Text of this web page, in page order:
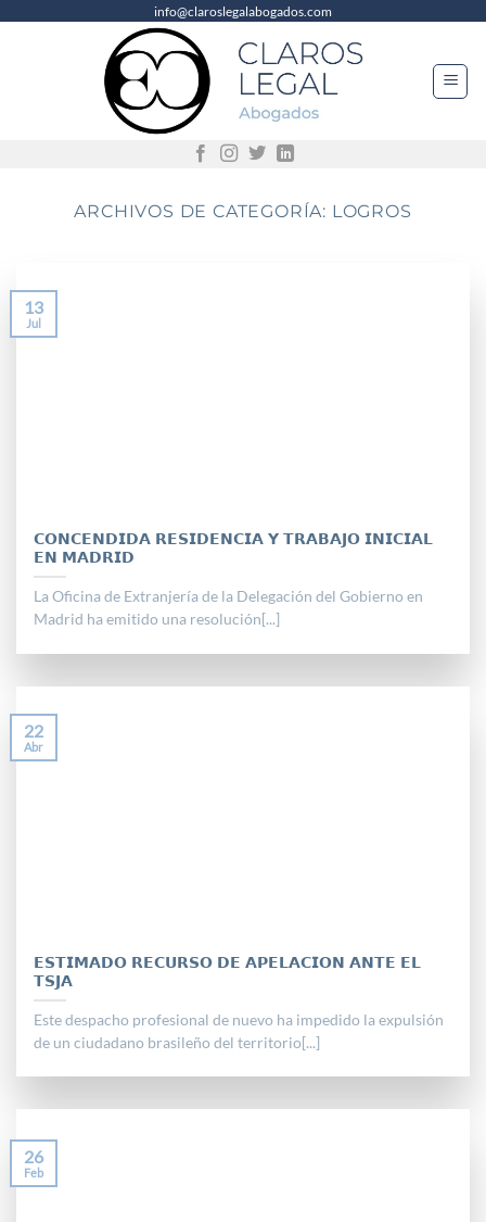
info@claroslegalabogados.com
ARCHIVOS DE CATEGORÍA: LOGROS
𝗖𝗢𝗡𝗖𝗘𝗡𝗗𝗜𝗗𝗔 𝗥𝗘𝗦𝗜𝗗𝗘𝗡𝗖𝗜𝗔 𝗬 𝗧𝗥𝗔𝗕𝗔𝗝𝗢 𝗜𝗡𝗜𝗖𝗜𝗔𝗟
𝗘𝗡 𝗠𝗔𝗗𝗥𝗜𝗗
La Oficina de Extranjería de la Delegación del Gobierno en
Madrid ha emitido una resolución[...]
13
Jul
𝗘𝗦𝗧𝗜𝗠𝗔𝗗𝗢 𝗥𝗘𝗖𝗨𝗥𝗦𝗢 𝗗𝗘 𝗔𝗣𝗘𝗟𝗔𝗖𝗜𝗢𝗡 𝗔𝗡𝗧𝗘 𝗘𝗟
𝗧𝗦𝗝𝗔
Este despacho profesional de nuevo ha impedido la expulsión
de un ciudadano brasileño del territorio[...]
22
Abr
26
Feb